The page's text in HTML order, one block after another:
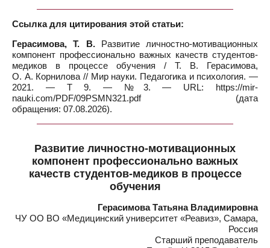
Ссылка для цитирования этой статьи:
Герасимова, Т. В.Развитие личностно-мотивационных
компонент профессионально важных качеств студентов-
медиков в процессе обучения / Т. В. Герасимова,
О. А. Корнилова // Мир науки. Педагогика и психология. —
2021. — Т 9. — №3. — URL: https://mir-
nauki.com/PDF/09PSMN321.pdf (дата
обращения: 07.08.2026).
Развитие личностно-мотивационных
компонент профессионально важных
качеств студентов-медиков в процессе
обучения
Герасимова Татьяна Владимировна
ЧУ ОО ВО «Медицинский университет «Реавиз», Самара,
Россия
Старший преподаватель